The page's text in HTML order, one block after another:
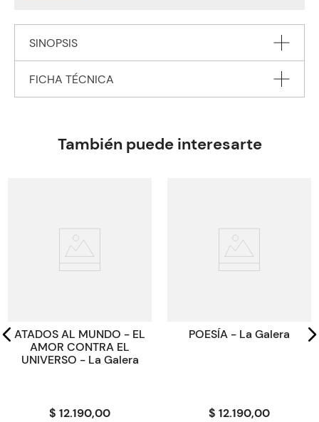
SINOPSIS
ATERCIOPELADOS DINOSAURIOS
FICHA TÉCNICA
Encuadernación N/A
También puede interesarte
ATADOS AL MUNDO - EL
AMOR CONTRA EL
UNIVERSO - La Galera
$ 12.190,00
POESÍA - La Galera
$ 12.190,00